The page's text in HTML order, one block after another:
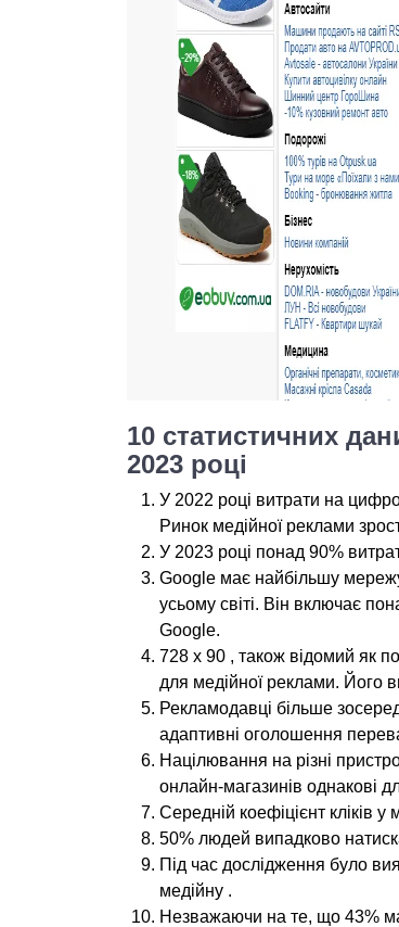
10 статистичних
2023 році
У 2022 році витрати на
Ринок медійної реклами
У 2023 році понад 90%
Google має найбільшу
усьому світі. Він включає
Google.
728 x 90 , також відомий як
для медійної реклами. Його
Рекламодавці більше
адаптивні оголошення
Націлювання на різні
онлайн-магазинів однакові
Середній коефіцієнт кліків
50% людей випадково
Під час дослідження було
медійну .
Незважаючи на те, що 43%